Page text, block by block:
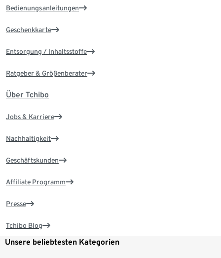
Bedienungsanleitungen
Geschenkkarte
Entsorgung / Inhaltsstoffe
Ratgeber & Größenberater
Über Tchibo
Jobs & Karriere
Nachhaltigkeit
Geschäftskunden
Affiliate Programm
Presse
Tchibo Blog
Unsere beliebtesten Kategorien